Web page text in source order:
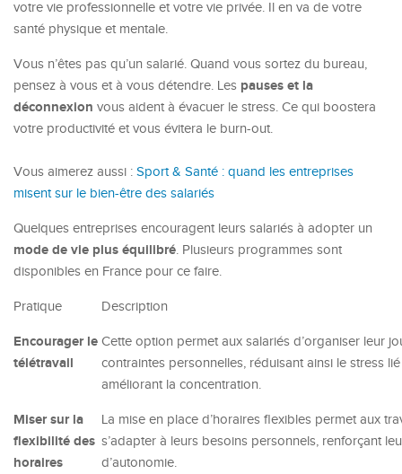
votre vie professionnelle et votre vie privée. Il en va de votre
santé physique et mentale.
Vous n’êtes pas qu’un salarié. Quand vous sortez du bureau,
pensez à vous et à vous détendre. Les pauses et la
déconnexion vous aident à évacuer le stress. Ce qui boostera
votre productivité et vous évitera le burn-out.
Vous aimerez aussi : Sport & Santé : quand les entreprises
misent sur le bien-être des salariés
Quelques entreprises encouragent leurs salariés à adopter un
mode de vie plus équilibré. Plusieurs programmes sont
disponibles en France pour ce faire.
Pratique Description
Encourager le
télétravail
Cette option permet aux salariés d’organiser leur
contraintes personnelles, réduisant ainsi le stress
améliorant la concentration.
Miser sur la
flexibilité des
horaires
La mise en place d’horaires flexibles permet aux
s’adapter à leurs besoins personnels, renforçant
d’autonomie.